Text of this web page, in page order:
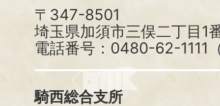
〒347-8501
埼玉県加須市三俣二丁目1
電話番号：0480-62-1111
騎西総合支所